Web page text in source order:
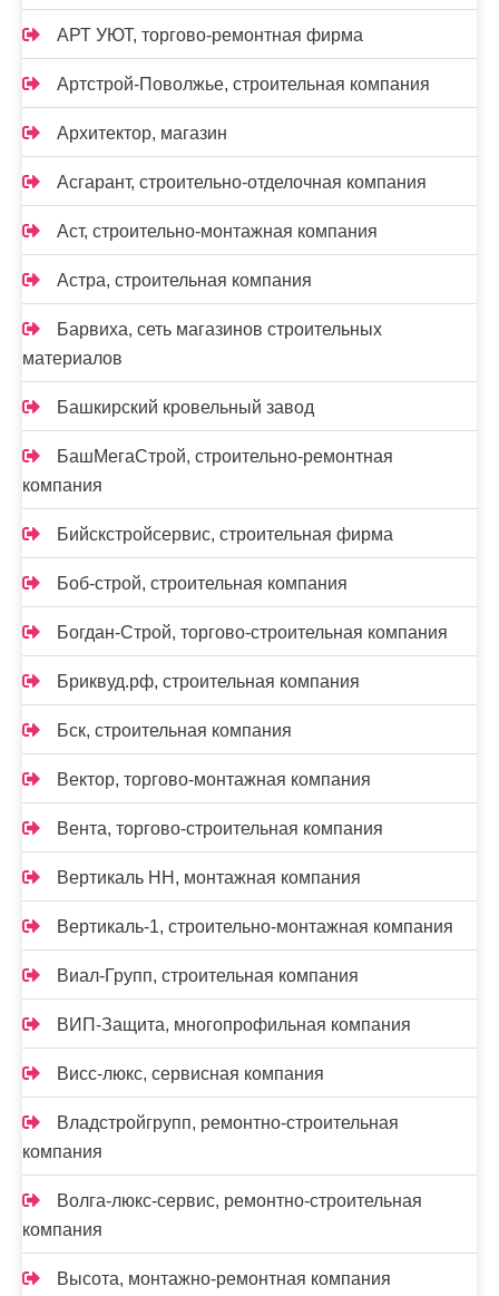
АРТ УЮТ, торгово-ремонтная фирма
Артстрой-Поволжье, строительная компания
Архитектор, магазин
Асгарант, строительно-отделочная компания
Аст, строительно-монтажная компания
Астра, строительная компания
Барвиха, сеть магазинов строительных
материалов
Башкирский кровельный завод
БашМегаСтрой, строительно-ремонтная
компания
Бийскстройсервис, строительная фирма
Боб-строй, строительная компания
Богдан-Строй, торгово-строительная компания
Бриквуд.рф, строительная компания
Бск, строительная компания
Вектор, торгово-монтажная компания
Вента, торгово-строительная компания
Вертикаль НН, монтажная компания
Вертикаль-1, строительно-монтажная компания
Виал-Групп, строительная компания
ВИП-Защита, многопрофильная компания
Висс-люкс, сервисная компания
Владстройгрупп, ремонтно-строительная
компания
Волга-люкс-сервис, ремонтно-строительная
компания
Высота, монтажно-ремонтная компания